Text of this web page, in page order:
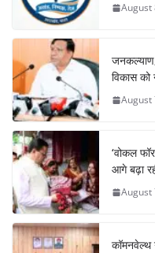
August
विकास
August
‘वोकल
आगे बढ़ा
August